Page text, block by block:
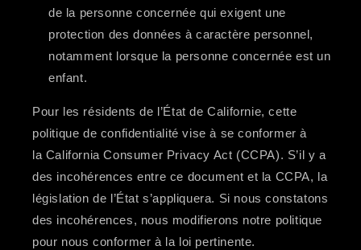
de la personne concernée qui exigent une
protection des données à caractère personnel,
notamment lorsque la personne concernée est un
enfant.
Pour les résidents de l’État de Californie, cette
politique de confidentialité vise à se conformer à
la California Consumer Privacy Act (CCPA). S’il y a
des incohérences entre ce document et la CCPA, la
législation de l’État s’appliquera. Si nous constatons
des incohérences, nous modifierons notre politique
pour nous conformer à la loi pertinente.